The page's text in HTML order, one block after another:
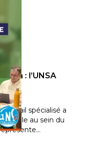
: l’UNSA
travail spécialisé a
l’Ecole au sein du